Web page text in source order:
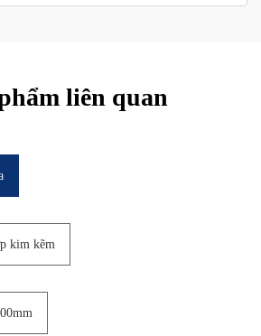
liên quan
kim kẽm